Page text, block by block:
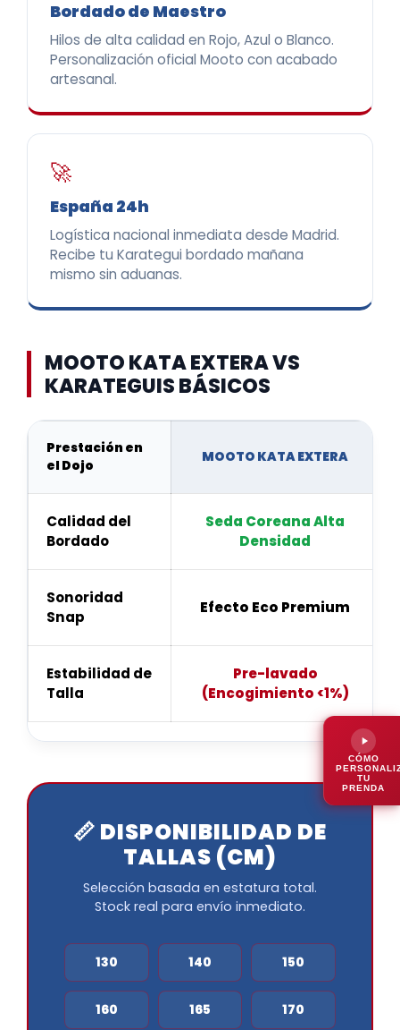
Bordado de Maestro
Hilos de alta calidad en Rojo, Azul o Blanco.
Personalización oficial Mooto con acabado
artesanal.
🚀
España 24h
Logística nacional inmediata desde Madrid.
Recibe tu Karategui bordado mañana
mismo sin aduanas.
MOOTO KATA EXTERA VS
KARATEGUIS BÁSICOS
Prestación en
el Dojo
MOOTO KATA EXTERA
Calidad del
Bordado
Seda Coreana Alta
Densidad
Sonoridad
Snap
Efecto Eco Premium
Estabilidad de
Talla
Pre-lavado
(Encogimiento <1%)
📏 DISPONIBILIDAD DE
TALLAS (CM)
Selección basada en estatura total.
Stock real para envío inmediato.
130 140 150
160 165 170
CÓMO
TU
PRENDA